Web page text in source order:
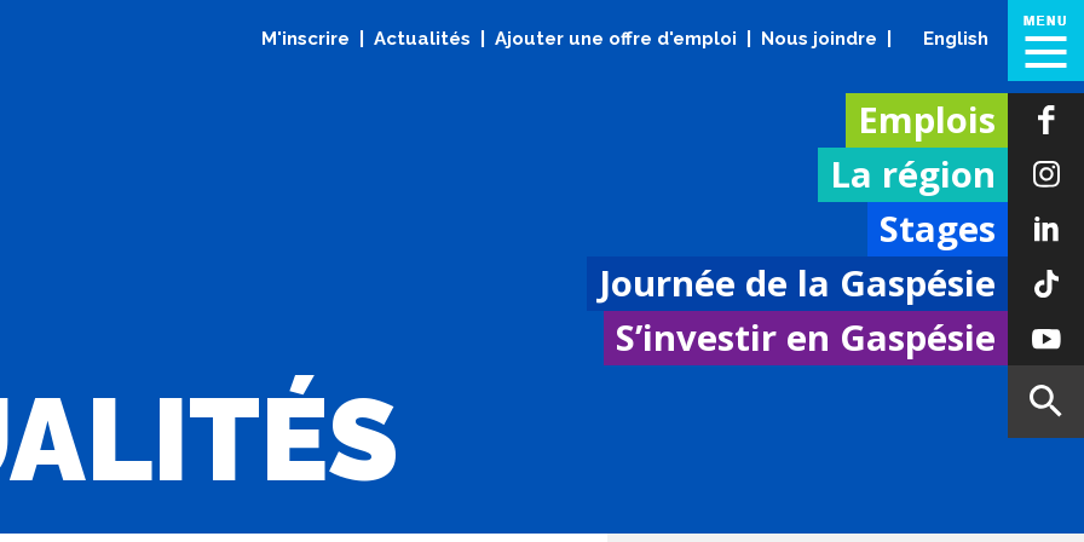
M'inscrire Actualités Ajouter une offre d'emploi Nous joindre English
Emplois
La région
Stages
Journée de la Gaspésie
S’investir en Gaspésie